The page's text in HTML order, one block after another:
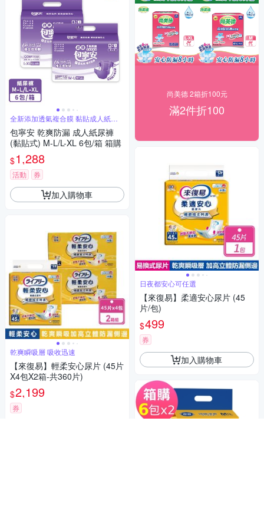
全新添加透氣複合膜 黏貼成人紙尿
褲
包寧安 乾爽防漏 成人紙尿褲
(黏貼式) M-L/L-XL 6包/箱 箱購
$1,288
活動 券
加入購物車
乾爽瞬吸層 吸收迅速
【來復易】輕柔安心尿片 (45片
X4包X2箱-共360片)
$2,199
券
尚美德 2箱折100元
滿2件折100
日夜都安心可任選
【來復易】柔適安心尿片 (45
片/包)
$499
券
加入購物車